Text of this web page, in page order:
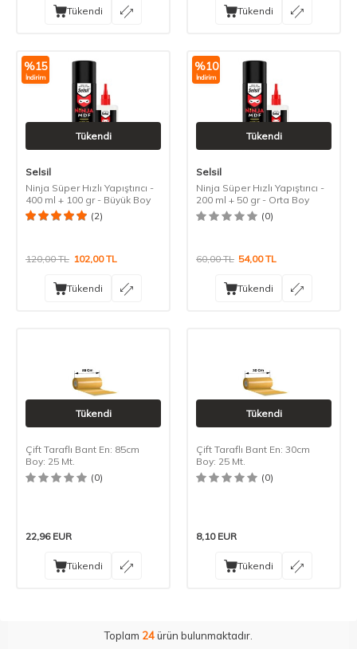
Tükendi Tükendi
%15
İndirim
Tükendi
Selsil
Ninja Süper Hızlı Yapıştırıcı -
400 ml + 100 gr - Büyük Boy
(2)
120,00TL 102,00TL
Tükendi
%10
İndirim
Tükendi
Selsil
Ninja Süper Hızlı Yapıştırıcı -
200 ml + 50 gr - Orta Boy
(0)
60,00TL 54,00TL
Tükendi
Tükendi
Çift Taraflı Bant En: 85cm
Boy: 25 Mt.
(0)
22,96EUR
Tükendi
Tükendi
Çift Taraflı Bant En: 30cm
Boy: 25 Mt.
(0)
8,10EUR
Tükendi
Toplam 24ürün bulunmaktadır.